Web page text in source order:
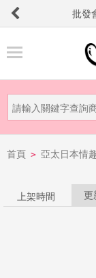
批發
品
新
品
首頁 > 亞太日本情
上架時間 更